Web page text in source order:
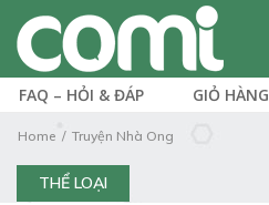
FAQ – HỎI & ĐÁP GIỎ HÀNG
Home Truyện Nhà Ong
THỂ LOẠI